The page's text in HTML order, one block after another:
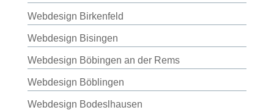
Webdesign Birkenfeld
Webdesign Bisingen
Webdesign Böbingen an der Rems
Webdesign Böblingen
Webdesign Bodeslhausen